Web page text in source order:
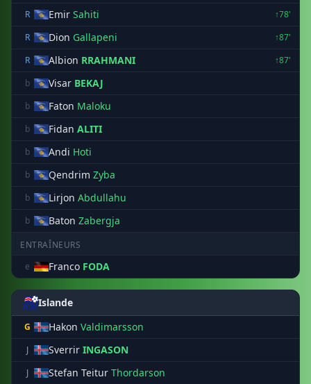
R
Emir Sahiti
↑78'
R
Dion Gallapeni
↑87'
R
Albion RRAHMANI
↑87'
b
Visar BEKAJ
b Faton Maloku
b Fidan ALITI
b Andi Hoti
b Qendrim Zyba
b Lirjon Abdullahu
b Baton Zabergja
ENTRAÎNEURS
e
Franco FODA
Islande
G Hakon Valdimarsson
J Sverrir INGASON
J Stefan Teitur Thordarson